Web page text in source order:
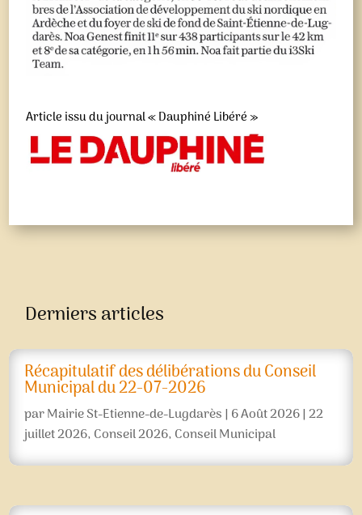
Article issu du journal « Dauphiné Libéré »
Derniers articles
Récapitulatif des délibérations du Conseil
Municipal du 22-07-2026
parMairie St-Etienne-de-Lugdarès| 6 Août 2026|22
juillet 2026, Conseil 2026, Conseil Municipal